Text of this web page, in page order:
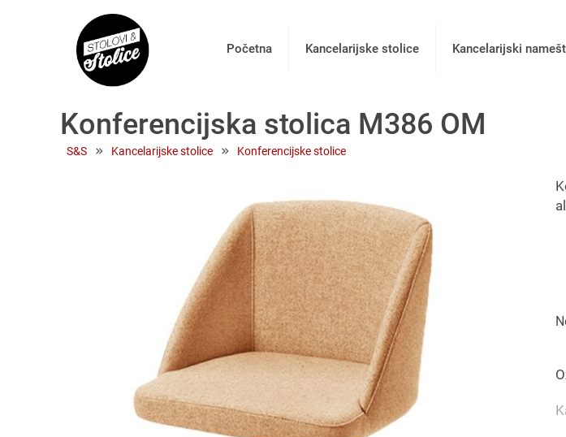
Početna Kancelarijske stolice Kancelarijski
Konferencijska stolica M386 OM
S&S » Kancelarijske stolice » Konferencijske stolice